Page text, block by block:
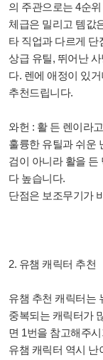
의 주관으로는 4순
체급은 밀리고 템값
타 직업과 다르게 단
상급 유틸, 뛰어난
다. 렌에 애정이 있
추천드립니다.
와헌 : 활 든 렌이라
훌륭한 유틸과 쉬운
검이 아니라 활을 든
다 높습니다.
단점은 보조무기가
2. 유챔 캐릭터 추천
유챔 추천 캐릭터는
중복되는 캐릭터가
면 1번을 참고해주
유챔 캐릭터 역시 난